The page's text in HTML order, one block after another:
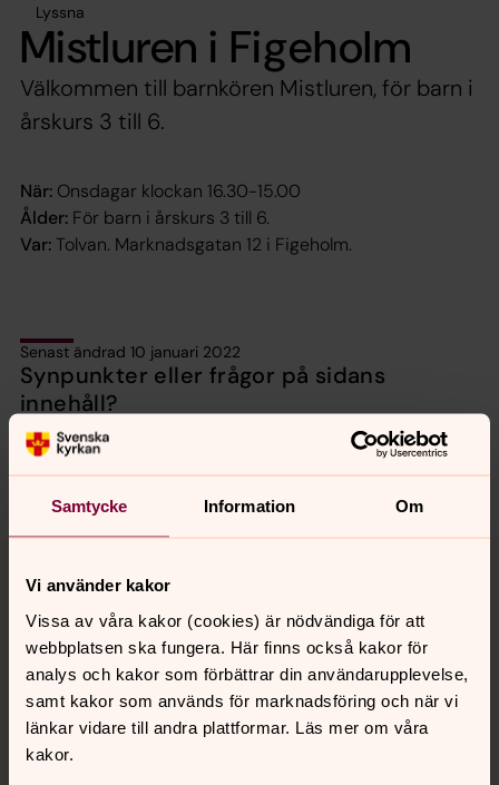
Samtycke Information Om
Vi använder kakor
Vissa av våra kakor (cookies) är nödvändiga för att
webbplatsen ska fungera. Här finns också kakor för
analys och kakor som förbättrar din användarupplevelse,
samt kakor som används för marknadsföring och när vi
länkar vidare till andra plattformar. Läs mer om våra
kakor.
Lyssna
Mistluren i Figeholm
Välkommen till barnkören Mistluren, för barn i
årskurs 3 till 6.
När: Onsdagar klockan 16.30-15.00
Ålder: För barn i årskurs 3 till 6.
Var:Tolvan. Marknadsgatan 12 i Figeholm.
Senast ändrad 10 januari 2022
Synpunkter eller frågor på sidans
innehåll?
sodra.tjusts.pastorat@svenskakyrkan.se
Dela
Tillbaka till toppen
Tillbaka till innehållet
Kontakt
Kalender